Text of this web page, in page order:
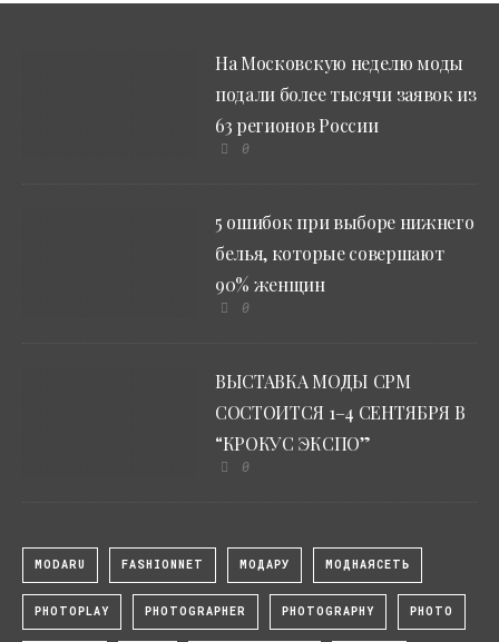
На Московскую неделю моды
подали более тысячи заявок из
63 регионов России
0
5 ошибок при выборе нижнего
белья, которые совершают
90% женщин
0
ВЫСТАВКА МОДЫ CPM
СОСТОИТСЯ 1–4 СЕНТЯБРЯ В
“КРОКУС ЭКСПО”
0
MODARU FASHIONNET МОДАРУ МОДНАЯСЕТЬ
PHOTOPLAY PHOTOGRAPHER PHOTOGRAPHY PHOTO